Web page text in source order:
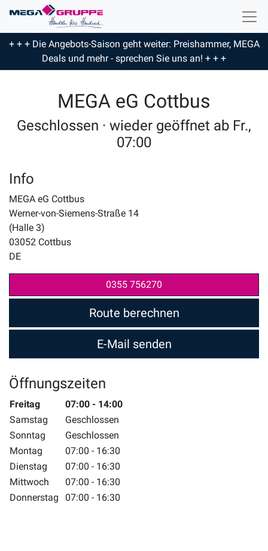
+ + + Die Angebots-Saison geht weiter: Preishammer, MEGA
Deals und mehr - sprechen Sie uns an! + + +
MEGA eG Cottbus
Geschlossen · wieder geöffnet ab Fr.,
07:00
Info
MEGA eG Cottbus
Werner-von-Siemens-Straße 14
(Halle 3)
03052 Cottbus
DE
0355 756270
Route berechnen
E-Mail senden
Öffnungszeiten
Wochentag Zeiten
Freitag
07:00 - 14:00
Samstag
Geschlossen
Sonntag
Geschlossen
Montag
07:00 - 16:30
Dienstag
07:00 - 16:30
Mittwoch
07:00 - 16:30
Donnerstag
07:00 - 16:30